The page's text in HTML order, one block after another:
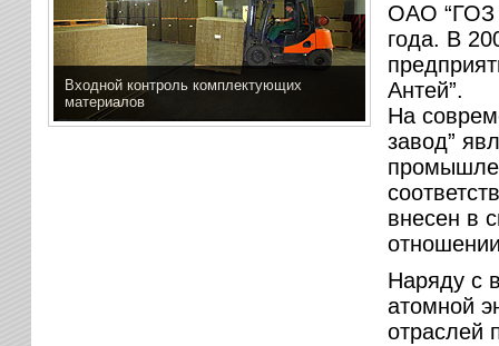
Входной контроль комплектующих
материалов
ОАО “ГОЗ
года. В
Антей”.
На
завод”
внесен в
Наряду с
атомной
отраслей